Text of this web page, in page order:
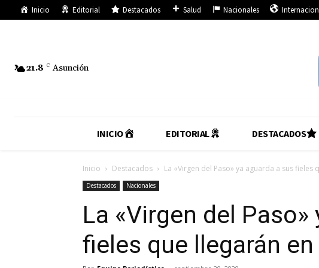
Inicio Editorial Destacados Salud Nacionales
21.8 C Asunción
INICIO EDITORIAL DESTACADOS
Inicio Destacados La «Virgen del Paso» ya aguarda a sus fieles
Destacados Nacionales
La «Virgen del
fieles que llegarán